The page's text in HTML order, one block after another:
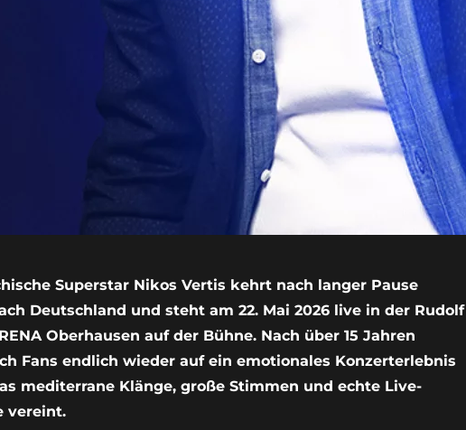
Superstar Nikos Vertis kehrt nach langer Pause
Deutschland und steht am 22. Mai 2026 live in der Rudolf
Oberhausen auf der Bühne. Nach über 15 Jahren
Fans endlich wieder auf ein emotionales Konzerterlebnis
mediterrane Klänge, große Stimmen und echte Live-
vereint.